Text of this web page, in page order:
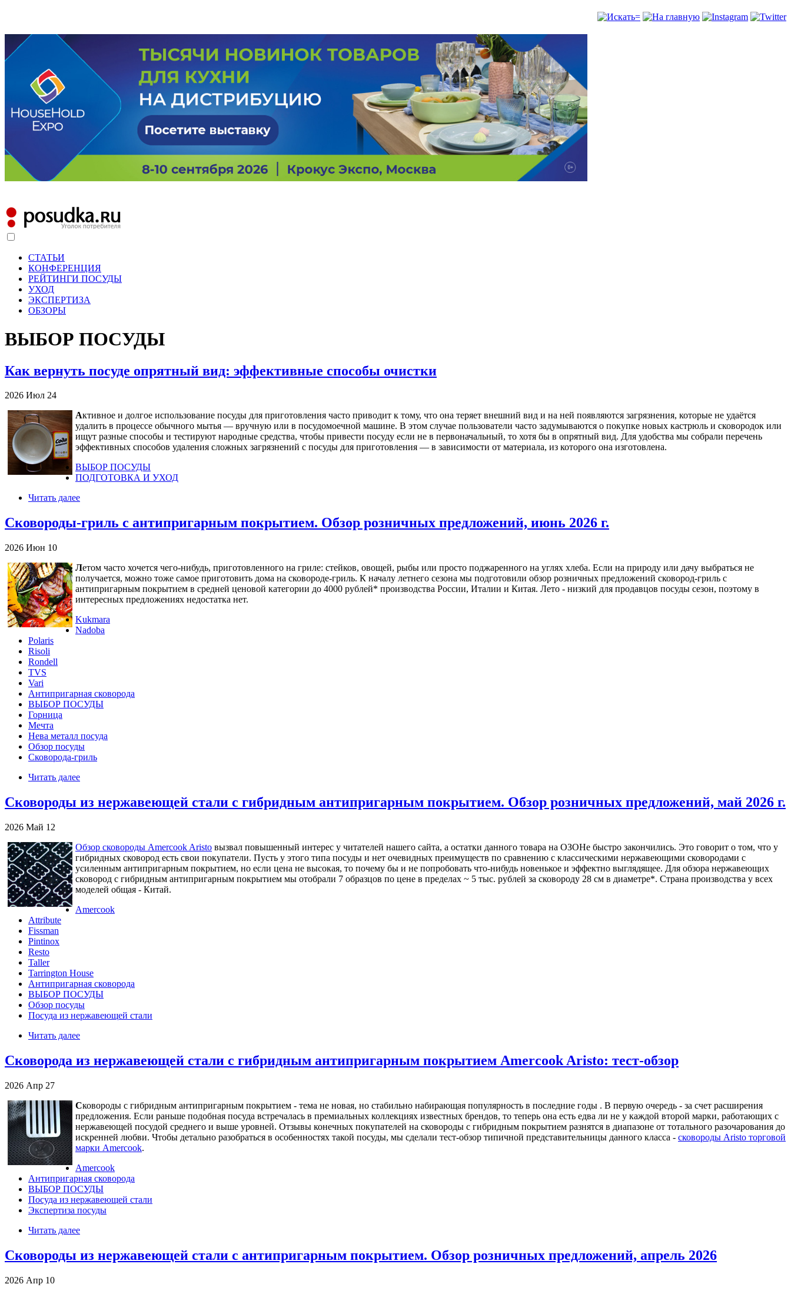
СТАТЬИ
КОНФЕРЕНЦИЯ
РЕЙТИНГИ ПОСУДЫ
УХОД
ЭКСПЕРТИЗА
ОБЗОРЫ
ВЫБОР ПОСУДЫ
Как вернуть посуде опрятный вид: эффективные способы очистки
2026 Июл 24
Активное и долгое использование посуды для приготовления часто приводит к тому, что она теряет внешний вид и на ней появляются загрязнения, которые не удаётся
удалить в процессе обычного мытья — вручную или в посудомоечной машине. В этом случае пользователи часто задумываются о покупке новых кастрюль и сковородок или
ищут разные способы и тестируют народные средства, чтобы привести посуду если не в первоначальный, то хотя бы в опрятный вид. Для удобства мы собрали перечень
эффективных способов удаления сложных загрязнений с посуды для приготовления — в зависимости от материала, из которого она изготовлена.
ВЫБОР ПОСУДЫ
ПОДГОТОВКА И УХОД
Читать далее
Сковороды-гриль с антипригарным покрытием. Обзор розничных предложений, июнь 2026 г.
2026 Июн 10
Летом часто хочется чего-нибудь, приготовленного на гриле: стейков, овощей, рыбы или просто поджаренного на углях хлеба. Если на природу или дачу выбраться не
получается, можно тоже самое приготовить дома на сковороде-гриль. К началу летнего сезона мы подготовили обзор розничных предложений сковород-гриль с
антипригарным покрытием в средней ценовой категории до 4000 рублей* производства России, Италии и Китая. Лето - низкий для продавцов посуды сезон, поэтому в
интересных предложениях недостатка нет.
Kukmara
Nadoba
Polaris
Risoli
Rondell
TVS
Vari
Антипригарная сковорода
ВЫБОР ПОСУДЫ
Горница
Мечта
Нева металл посуда
Обзор посуды
Сковорода-гриль
Читать далее
Сковороды из нержавеющей стали с гибридным антипригарным покрытием. Обзор розничных предложений, май 2026 г.
2026 Май 12
Обзор сковороды Amercook Aristo вызвал повышенный интерес у читателей нашего сайта, а остатки данного товара на ОЗОНе быстро закончились. Это говорит о том, что у
гибридных сковород есть свои покупатели. Пусть у этого типа посуды и нет очевидных преимуществ по сравнению с классическими нержавеющими сковородами с
усиленным антипригарным покрытием, но если цена не высокая, то почему бы и не попробовать что-нибудь новенькое и эффектно выглядящее. Для обзора нержавеющих
сковород с гибридным антипригарным покрытием мы отобрали 7 образцов по цене в пределах ~ 5 тыс. рублей за сковороду 28 см в диаметре*. Страна производства у всех
моделей общая - Китай.
Amercook
Attribute
Fissman
Pintinox
Resto
Taller
Tarrington House
Антипригарная сковорода
ВЫБОР ПОСУДЫ
Обзор посуды
Посуда из нержавеющей стали
Читать далее
Сковорода из нержавеющей стали с гибридным антипригарным покрытием Amercook Aristo: тест-обзор
2026 Апр 27
Сковороды с гибридным антипригарным покрытием - тема не новая, но стабильно набирающая популярность в последние годы . В первую очередь - за счет расширения
предложения. Если раньше подобная посуда встречалась в премиальных коллекциях известных брендов, то теперь она есть едва ли не у каждой второй марки, работающих с
нержавеющей посудой среднего и выше уровней. Отзывы конечных покупателей на сковороды с гибридным покрытием разнятся в диапазоне от тотального разочарования до
искренней любви. Чтобы детально разобраться в особенностях такой посуды, мы сделали тест-обзор типичной представительницы данного класса - сковороды Aristo торговой
марки Amercook.
Amercook
Антипригарная сковорода
ВЫБОР ПОСУДЫ
Посуда из нержавеющей стали
Экспертиза посуды
Читать далее
Сковороды из нержавеющей стали с антипригарным покрытием. Обзор розничных предложений, апрель 2026
2026 Апр 10